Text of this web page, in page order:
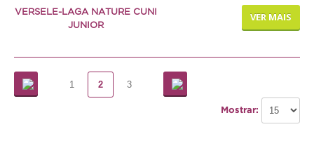
VERSELE-LAGA NATURE CUNI
JUNIOR
VER MAIS
1 2 3
Mostrar: